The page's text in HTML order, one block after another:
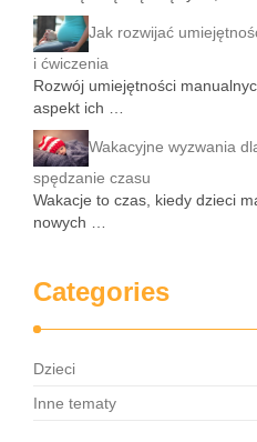
Jak rozwijać
i ćwiczenia
Rozwój umiejętności
aspekt ich …
Wakacyjne wyzwania
spędzanie czasu
Wakacje to czas, kiedy dzieci
nowych …
Categories
Dzieci
Inne tematy